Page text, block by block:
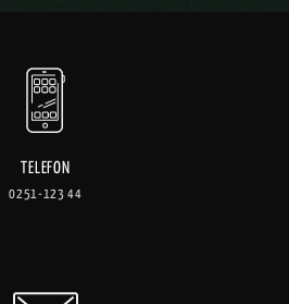
TELEFON
0251-123 44